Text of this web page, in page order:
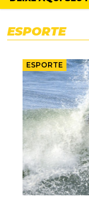
ESPORTE
ESPORTE